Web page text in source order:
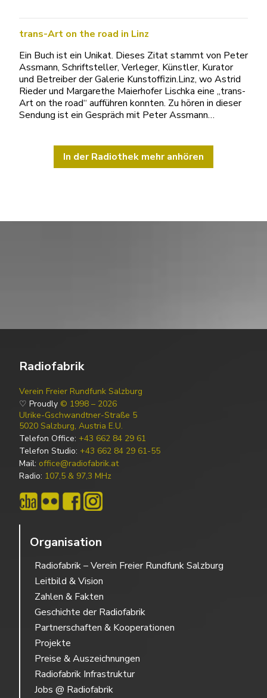
trans-Art on the road in Linz
Ein Buch ist ein Unikat. Dieses Zitat stammt von Peter
Assmann, Schriftsteller, Verleger, Künstler, Kurator
und Betreiber der Galerie Kunstoffizin.Linz, wo Astrid
Rieder und Margarethe Maierhofer Lischka eine „trans-
Art on the road“ aufführen konnten. Zu hören in dieser
Sendung ist ein Gespräch mit Peter Assmann…
In der Radiothek mehr anhören
Radiofabrik
Verein Freier Rundfunk Salzburg
♡ Proudly © 1998 – 2026
Ulrike-Gschwandtner-Straße 5
5020 Salzburg, Austria E.U.
Telefon Office: +43 662 84 29 61
Telefon Studio: +43 662 84 29 61-55
Mail: office@radiofabrik.at
Radio: 107,5 & 97,3 MHz
Organisation
Radiofabrik – Verein Freier Rundfunk Salzburg
Leitbild & Vision
Zahlen & Fakten
Geschichte der Radiofabrik
Partnerschaften & Kooperationen
Projekte
Preise & Auszeichnungen
Radiofabrik Infrastruktur
Jobs @ Radiofabrik